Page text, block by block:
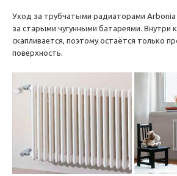
Уход за трубчатыми радиаторами
за старыми чугунными батареями. Внутри
скапливается, поэтому остаётся только
поверхность.